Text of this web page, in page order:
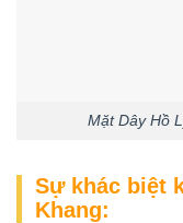
Mặt Dây Hồ
Sự khác biệt
Khang: